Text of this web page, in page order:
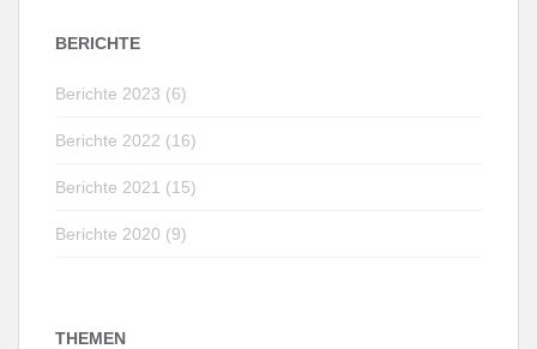
BERICHTE
Berichte 2023 (6)
Berichte 2022 (16)
Berichte 2021 (15)
Berichte 2020 (9)
THEMEN